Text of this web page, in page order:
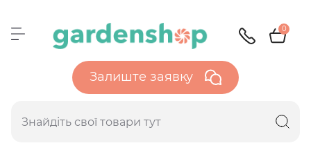
0
Залиште заявку